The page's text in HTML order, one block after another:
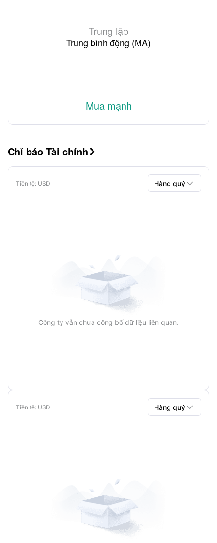
Trung lập
Trung bình động (MA)
Mua mạnh
Chỉ báo Tài chính 
Tiền tệ: USD Hàng quý 
Công ty vẫn chưa công bố dữ liệu liên quan.
Tiền tệ: USD Hàng quý 